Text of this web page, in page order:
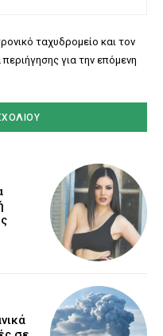
ταχυδρομείο και τον
για την επόμενη